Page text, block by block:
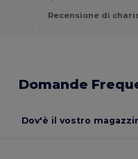
Recensione di
Domande
Dov'è il vostro